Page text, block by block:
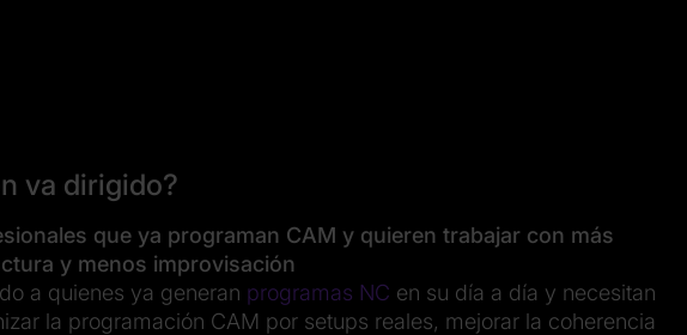
va dirigido?
que ya programan CAM y quieren trabajar con más
y menos improvisación
a quienes ya generan programas NC en su día a día y necesitan
la programación CAM por setups reales, mejorar la coherencia